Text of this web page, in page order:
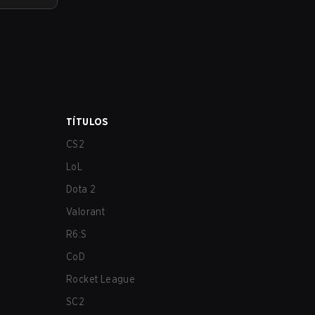
TÍTULOS
CS2
LoL
Dota 2
Valorant
R6:S
CoD
Rocket League
SC2